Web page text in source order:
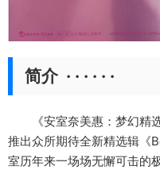
简介 · · · · · ·
《安室奈美惠：梦幻精选
推出众所期待全新精选辑《
室历年来一场场无懈可击的